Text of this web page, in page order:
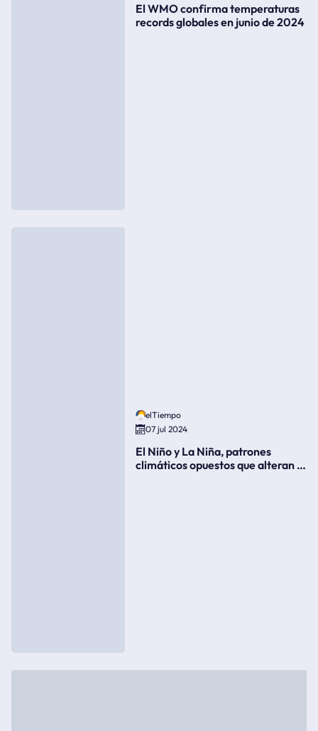
El WMO confirma temperaturas
records globales en junio de 2024
elTiempo
07 jul 2024
El Niño y La Niña, patrones
climáticos opuestos que alteran la